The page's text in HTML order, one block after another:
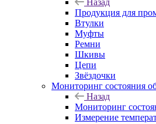
Назад
Продукция для
Втулки
Муфты
Ремни
Шкивы
Цепи
Звёздочки
Мониторинг состояния
Назад
Мониторинг
Измерение